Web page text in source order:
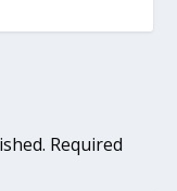
Required